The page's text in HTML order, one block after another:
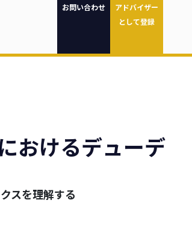
お問い合わせ
アドバイザー
として登録
おけるデューデ
スを理解する